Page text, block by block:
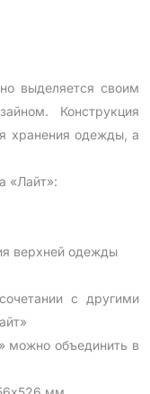
выделяется своим
Конструкция
хранения одежды, а
«Лайт»:
верхней одежды
с другими
можно объединить в